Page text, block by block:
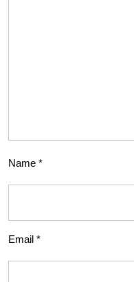
Name *
Email *